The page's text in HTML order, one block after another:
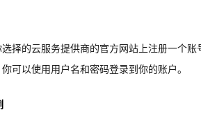
择的云服务提供商的官方网站上注册一个
可以使用用户名和密码登录到你的账户。